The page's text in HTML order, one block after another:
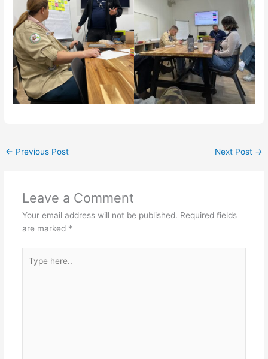
← Previous Post Next Post →
Leave a Comment
Your email address will not be published. Required fields
are marked *
here..